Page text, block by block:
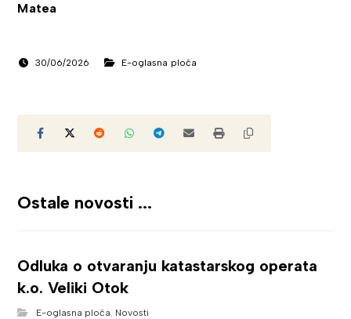
Matea
30/06/2026 E-oglasna ploča
Ostale novosti ...
Odluka o otvaranju katastarskog operata
k.o. Veliki Otok
E-oglasna ploča, Novosti